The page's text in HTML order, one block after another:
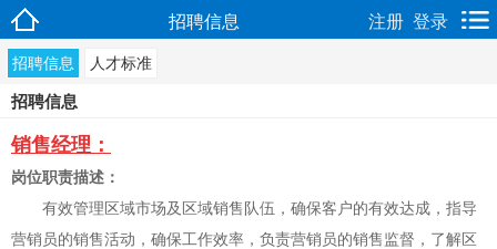
招聘信息 登录
注册
招聘信息 人才标准
招聘信息
销售经理：
岗位职责描述：
有效管理区域市场及区域销售队伍，确保客户的有效达成，指导
营销员的销售活动，确保工作效率，负责营销员的销售监督，了解区